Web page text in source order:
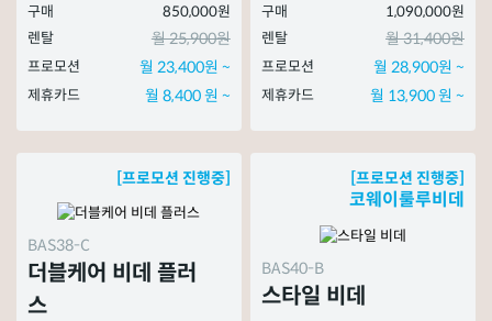
구매
850,000원
렌탈
월 25,900원
프로모션 월 23,400원 ~
제휴카드 월 8,400 원 ~
구매
1,090,000원
렌탈
월 31,400원
프로모션 월 28,900원 ~
제휴카드 월 13,900 원 ~
[프로모션 진행중]
BAS38-C
더블케어 비데 플러
스
[프로모션 진행중]
코웨이룰루비데
BAS40-B
스타일 비데